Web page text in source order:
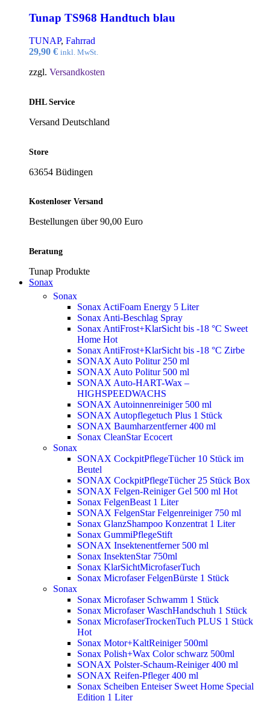
Tunap TS968 Handtuch blau
TUNAP, Fahrrad
29,90 € inkl. MwSt.
zzgl. Versandkosten
DHL Service
Versand Deutschland
Store
63654 Büdingen
Kostenloser Versand
Bestellungen über 90,00 Euro
Beratung
Tunap Produkte
Sonax
Sonax
Sonax ActiFoam Energy 5 Liter
Sonax Anti-Beschlag Spray
Sonax AntiFrost+KlarSicht bis -18 °C Sweet
Home Hot
Sonax AntiFrost+KlarSicht bis -18 °C Zirbe
SONAX Auto Politur 250 ml
SONAX Auto Politur 500 ml
SONAX Auto-HART-Wax –
HIGHSPEEDWACHS
SONAX Autoinnenreiniger 500 ml
SONAX Autopflegetuch Plus 1 Stück
SONAX Baumharzentferner 400 ml
Sonax CleanStar Ecocert
Sonax
SONAX CockpitPflegeTücher 10 Stück im
Beutel
SONAX CockpitPflegeTücher 25 Stück Box
SONAX Felgen-Reiniger Gel 500 ml Hot
Sonax FelgenBeast 1 Liter
SONAX FelgenStar Felgenreiniger 750 ml
Sonax GlanzShampoo Konzentrat 1 Liter
Sonax GummiPflegeStift
SONAX Insektenentferner 500 ml
Sonax InsektenStar 750ml
Sonax KlarSichtMicrofaserTuch
Sonax Microfaser FelgenBürste 1 Stück
Sonax
Sonax Microfaser Schwamm 1 Stück
Sonax Microfaser WaschHandschuh 1 Stück
Sonax MicrofaserTrockenTuch PLUS 1 Stück
Hot
Sonax Motor+KaltReiniger 500ml
Sonax Polish+Wax Color schwarz 500ml
SONAX Polster-Schaum-Reiniger 400 ml
SONAX Reifen-Pfleger 400 ml
Sonax Scheiben Enteiser Sweet Home Special
Edition 1 Liter